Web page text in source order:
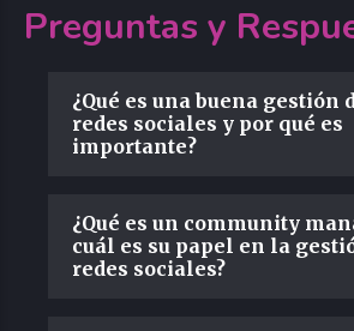
Preguntas y
¿Qué es una buena gestión
redes sociales y por qué es
importante?
¿Qué es un community
cuál es su papel en la
redes sociales?